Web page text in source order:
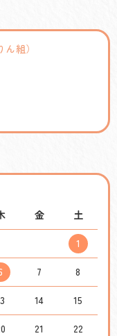
組）
金 土
1
7 8
14 15
21 22